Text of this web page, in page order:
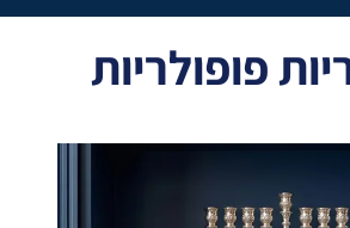
פופולריות